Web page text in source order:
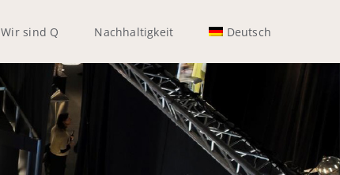
Wir sind Q Nachhaltigkeit Deutsch